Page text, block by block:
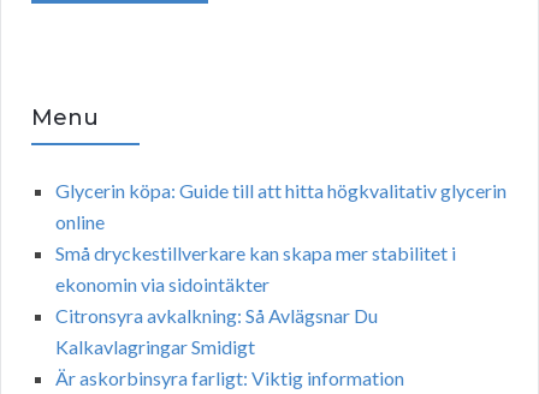
Menu
Glycerin köpa: Guide till att hitta högkvalitativ glycerin
online
Små dryckestillverkare kan skapa mer stabilitet i
ekonomin via sidointäkter
Citronsyra avkalkning: Så Avlägsnar Du
Kalkavlagringar Smidigt
Är askorbinsyra farligt: Viktig information